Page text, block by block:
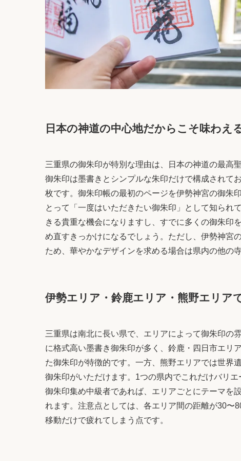
日本の神道の中心地だからこそ味わえ
三重県の御朱印が特別な理由は、日本の神道の最高
御朱印は墨書きとシンプルな朱印だけで構成されて
枚です。御朱印帳の最初のページを伊勢神宮の御朱
とって「一度はいただきたい御朱印」として知られ
きる貴重な機会になりますし、すでに多くの御朱印
め直すきっかけになるでしょう。ただし、伊勢神宮
ため、華やかなデザインを求める場合は県内の他の
伊勢エリア・鈴鹿エリア・熊野エリア
三重県は南北に長い県で、エリアによって御朱印の
に格式高い墨書き御朱印が多く、鈴鹿・四日市エリ
た御朱印が特徴的です。一方、熊野エリアでは世界
御朱印がいただけます。1つの県内でこれだけバリ
御朱印集め中級者であれば、エリアごとにテーマを
れます。注意点としては、各エリア間の距離が30〜
移動だけで疲れてしまう点です。